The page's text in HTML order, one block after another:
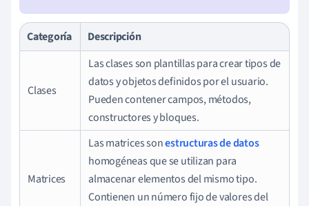
Categoría Descripción
Clases
Las clases son plantillas para crear tipos de
datos y objetos definidos por el usuario.
Pueden contener campos, métodos,
constructores y bloques.
Matrices
Las matrices sonestructuras de datos
homogéneas que se utilizan para
almacenar elementos del mismo tipo.
Contienen un número fijo de valores del